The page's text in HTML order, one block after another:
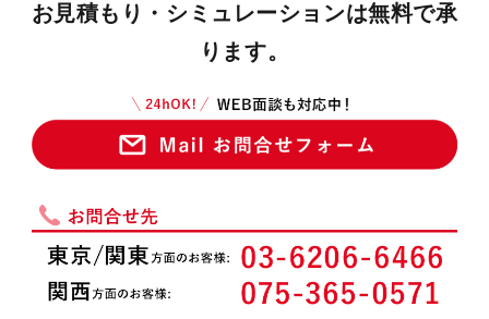
お見積もり・シミュレーションは無料で承
ります。